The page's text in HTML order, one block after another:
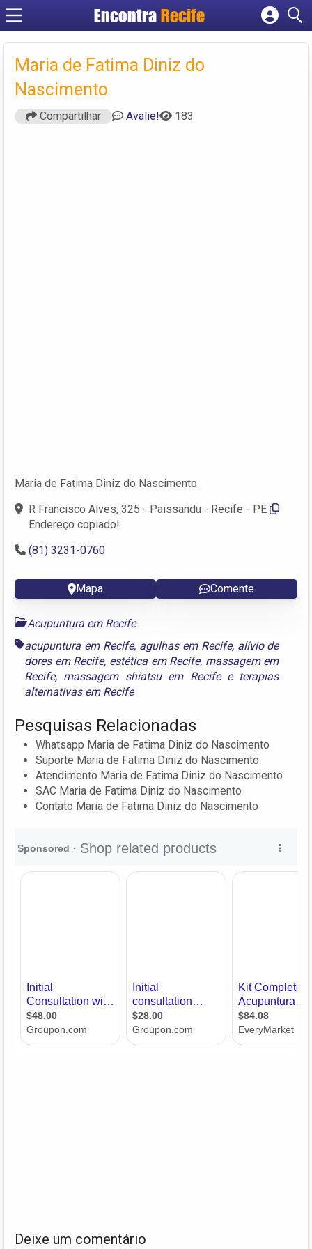
Encontra Recife
Cadastrar empresa
Criar conta
Maria de Fatima Diniz do
Nascimento
Compartilhar Avalie! 183
Maria de Fatima Diniz do Nascimento
R Francisco Alves, 325 - Paissandu - Recife - PE
Endereço copiado!
(81) 3231-0760
Mapa Comente
Acupuntura em Recife
acupuntura em Recife, agulhas em Recife, alívio de
dores em Recife, estética em Recife, massagem em
Recife, massagem shiatsu em Recifee terapias
alternativas em Recife
Pesquisas Relacionadas
Whatsapp Maria de Fatima Diniz do Nascimento
Suporte Maria de Fatima Diniz do Nascimento
Atendimento Maria de Fatima Diniz do Nascimento
SAC Maria de Fatima Diniz do Nascimento
Contato Maria de Fatima Diniz do Nascimento
Deixe um comentário